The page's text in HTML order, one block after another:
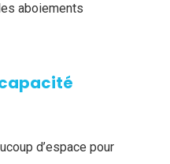
aboiements
capacité
d’espace pour